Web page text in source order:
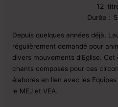
12
Durée :
Depuis quelques années déjà,
régulièrement demandé pour
divers mouvements d’Eglise.
chants composés pour ces
élaborés en lien avec les Equipes
le MEJ et VEA.